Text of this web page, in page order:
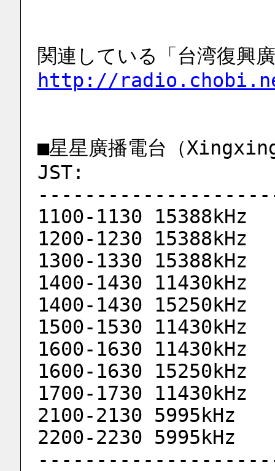
関連している「台湾復興
http://
■星星廣播電台（
JST:
1100-1130 15388kHz
1200-1230 15388kHz
1300-1330 15388kHz
1400-1430 11430kHz
1400-1430 15250kHz
1500-1530 11430kHz
1600-1630 11430kHz
1600-1630 15250kHz
1700-1730 11430kHz
2100-2130 5995kHz
2200-2230 5995kHz